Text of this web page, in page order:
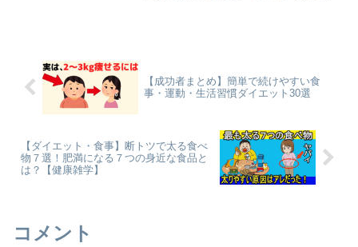
【成功者まとめ】簡単で続けやすい食
事・運動・生活習慣ダイエット30選
【ダイエット・食事】断トツで太る食べ
物７選！肥満になる７つの身近な食品と
は？【健康雑学】
コメント